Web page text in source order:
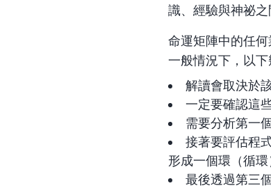
識、經驗與神祕
命運矩陣中的任
一般情況下，以下
解讀會取決於
一定要確認這
需要分析第一
接著要評估程
形成一個環（循
最後透過第三